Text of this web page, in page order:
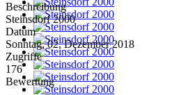
Beschreibung
Steinsdorf 2000
Datum
Sonntag, 02. Dezember 2018
Zugriffe
176
Bewertung